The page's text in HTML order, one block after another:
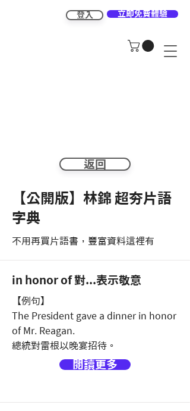
登入 立即免費體驗
返回
【公開版】林錦 超夯片語
字典
不用再買片語書，豐富資料這裡有
in honor of 對...表示敬意
【例句】
The President gave a dinner in honor
of Mr. Reagan.
總統對雷根以晚宴招待。
閱讀更多